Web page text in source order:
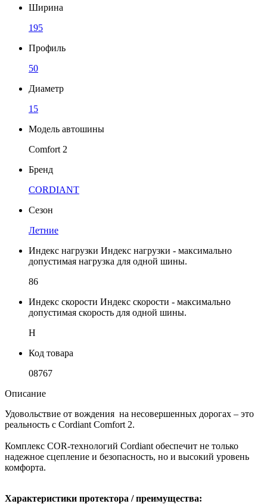
Ширина
195
Профиль
50
Диаметр
15
Модель автошины
Comfort 2
Бренд
CORDIANT
Сезон
Летние
Индекс нагрузки Индекс нагрузки - максимально
допустимая нагрузка для одной шины.
86
Индекс скорости Индекс скорости - максимально
допустимая скорость для одной шины.
H
Код товара
08767
Описание
Удовольствие от вождения на несовершенных дорогах – это
реальность с Cordiant Comfort 2.
Комплекс COR-технологий Cordiant обеспечит не только
надежное сцепление и безопасность, но и высокий уровень
комфорта.
Характеристики протектора / преимущества: